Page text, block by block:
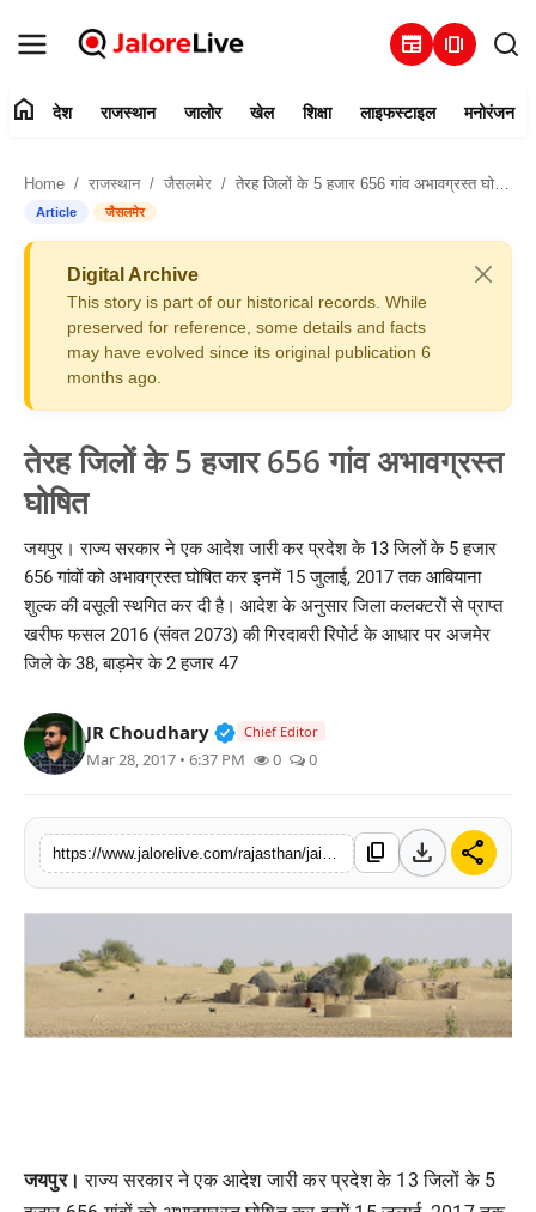
newspaper amp_stories
संपर्क करें
राजस्थान
खेल
शिक्षा
लाइफस्टाइल
मनोरंजन
विशेष
home देश राजस्थान जालोर खेल शिक्षा लाइफस्टाइल मनोरंजन
Home राजस्थान जैसलमेर तेरह जिलों के 5 हजार 656 गांव अभावग्रस्त घोषित
Article जैसलमेर
Digital Archive
This story is part of our historical records. While
preserved for reference, some details and facts
may have evolved since its original publication 6
months ago.
तेरह जिलों के 5 हजार 656 गांव अभावग्रस्त
घोषित
जयपुर। राज्य सरकार ने एक आदेश जारी कर प्रदेश के 13 जिलों के 5 हजार
656 गांवों को अभावग्रस्त घोषित कर इनमें 15 जुलाई, 2017 तक आबियाना
शुल्क की वसूली स्थगित कर दी है। आदेश के अनुसार जिला कलक्टरोें से प्राप्त
खरीफ फसल 2016 (संवत 2073) की गिरदावरी रिपोर्ट के आधार पर अजमेर
जिले के 38, बाड़मेर के 2 हजार 47
JR Choudhary Verified Public Figure • 30 Mar,
Chief Editor
Mar 28, 2017 • 6:37 PM 0 0
content_copy download share
जयपुर।राज्य सरकार ने एक आदेश जारी कर प्रदेश के 13 जिलों के 5